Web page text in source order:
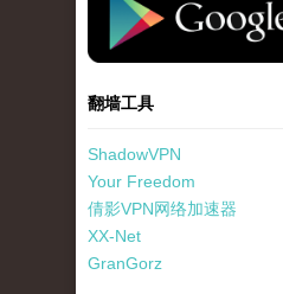
翻墙工具
ShadowVPN
Your Freedom
倩影VPN网络加速器
XX-Net
GranGorz